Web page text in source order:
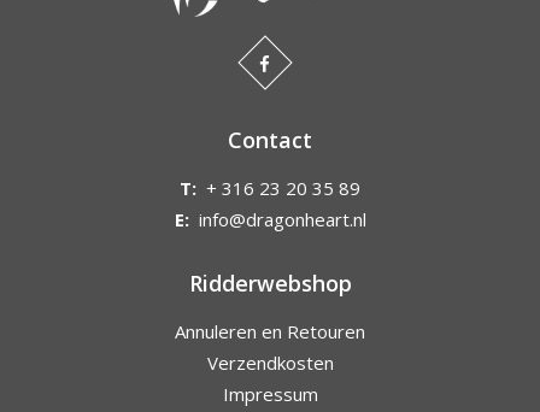
Contact
T: + 316 23 20 35 89
E: info@dragonheart.nl
Ridderwebshop
Annuleren en Retouren
Verzendkosten
Impressum